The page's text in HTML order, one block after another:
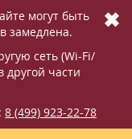
могут быть
замедлена.
сеть (Wi-Fi/
части
8 (499) 923-22-78
✖